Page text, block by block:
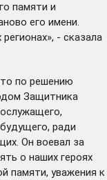
памяти и
его имени.
- сказала
по решению
Защитника
ради
Он воевал за
о наших героях
памяти, уважения к